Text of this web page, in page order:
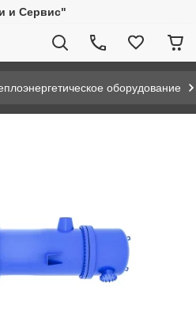
и Сервис"
оборудование